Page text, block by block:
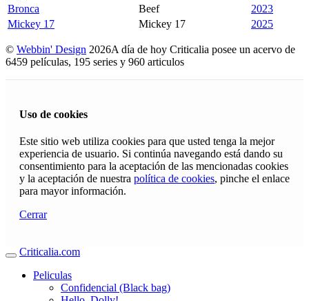
Bronca
Beef
2023
Mickey 17
Mickey 17 2025
© Webbin' Design 2026A día de hoy Criticalia posee un acervo de
6459 películas, 195 series y 960 articulos
Uso de cookies
Este sitio web utiliza cookies para que usted tenga la mejor
experiencia de usuario. Si continúa navegando está dando su
consentimiento para la aceptación de las mencionadas cookies
y la aceptación de nuestra política de cookies, pinche el enlace
para mayor información.
Cerrar
Criticalia.com
Peliculas
Confidencial (Black bag)